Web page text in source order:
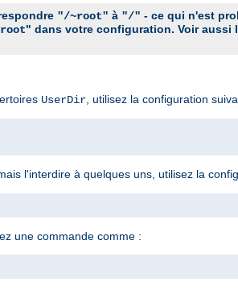
"/~root" à "/" - ce qui n'est
" dans votre configuration. Voir aussi
UserDir , utilisez la configuration
mais l'interdire à quelques uns, utilisez la
une commande comme :